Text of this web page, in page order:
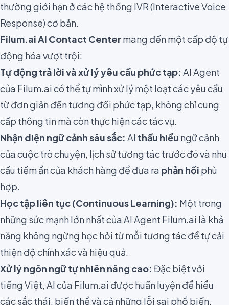
thường giới hạn ở các hệ thống IVR (Interactive Voice
Response) cơ bản.
Filum.ai AI Contact Centermang đến một cấp độ tự
động hóa vượt trội:
Tự động trả lời và xử lý yêu cầu phức tạp: AI Agent
của Filum.ai có thể tự mình xử lý một loạt các yêu cầu
từ đơn giản đến tương đối phức tạp, không chỉ cung
cấp thông tin mà còn thực hiện các tác vụ.
Nhận diện ngữ cảnh sâu sắc: AI thấu hiểu ngữ cảnh
của cuộc trò chuyện, lịch sử tương tác trước đó và nhu
cầu tiềm ẩn của khách hàng để đưa ra phản hồi phù
hợp.
Học tập liên tục (Continuous Learning): Một trong
những sức mạnh lớn nhất của AI Agent Filum.ai là khả
năng không ngừng học hỏi từ mỗi tương tác để tự cải
thiện độ chính xác và hiệu quả.
Xử lý ngôn ngữ tự nhiên nâng cao: Đặc biệt với
tiếng Việt, AI của Filum.ai được huấn luyện để hiểu
các sắc thái, biến thể và cả những lỗi sai phổ biến.